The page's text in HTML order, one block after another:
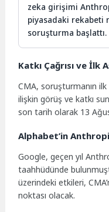
zeka girişimi
piyasadaki rekabeti
soruşturma başlattı.
Katkı Çağrısı ve İlk
CMA, soruşturmanın
ilişkin görüş ve katkı
son tarih olarak 13
Alphabet’in
Google, geçen yıl
taahhüdünde
üzerindeki etkileri,
noktası olacak.